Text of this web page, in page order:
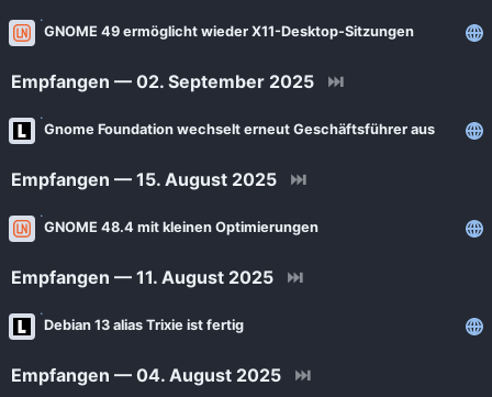
VNotes
Pro-Linux News
GNOME 49 ermöglicht wieder X11-Desktop-Sitzungen
Empfangen — 02. September 2025 ⏭
Gnome Foundation wechselt erneut Geschäftsführer aus
Empfangen — 15. August 2025 ⏭
GNOME 48.4 mit kleinen Optimierungen
Empfangen — 11. August 2025 ⏭
Debian 13 alias Trixie ist fertig
Empfangen — 04. August 2025 ⏭